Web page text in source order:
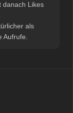
danach Likes
als
Aufrufe.